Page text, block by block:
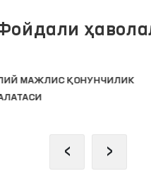
ИНТЕРАКТИВ ДАВЛАТ
ЯГОНА ПОРТАЛИ
‹ ›